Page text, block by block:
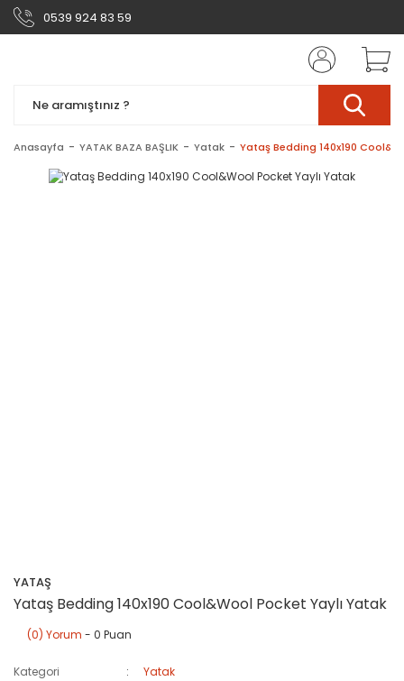
0539 924 83 59
Anasayfa YATAK BAZA BAŞLIK Yatak Yataş Bedding 140x190
YATAŞ
Yataş Bedding 140x190 Cool&Wool Pocket Yaylı Yatak
(0) Yorum - 0 Puan
Kategori
Yatak